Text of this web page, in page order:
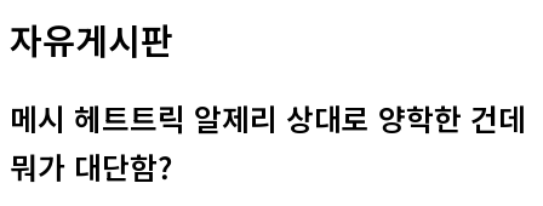
자유게시판
메시 헤트트릭 알제리 상대로 양학한 건데
뭐가 대단함?